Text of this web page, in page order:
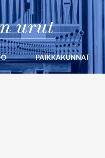
urut
PAIKKAKUNNAT